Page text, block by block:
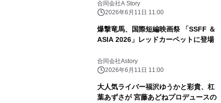
合同会社A Story
2026年6月11日 11:00
爆撃竜馬、国際短編映画祭 「SSFF ＆
ASIA 2026」レッドカーペットに登場
合同会社Astory
2026年6月11日 11:00
大人気ライバー福沢ゆうかと彩貴、杠
葉あずさが 宮藤あどねプロデュースの